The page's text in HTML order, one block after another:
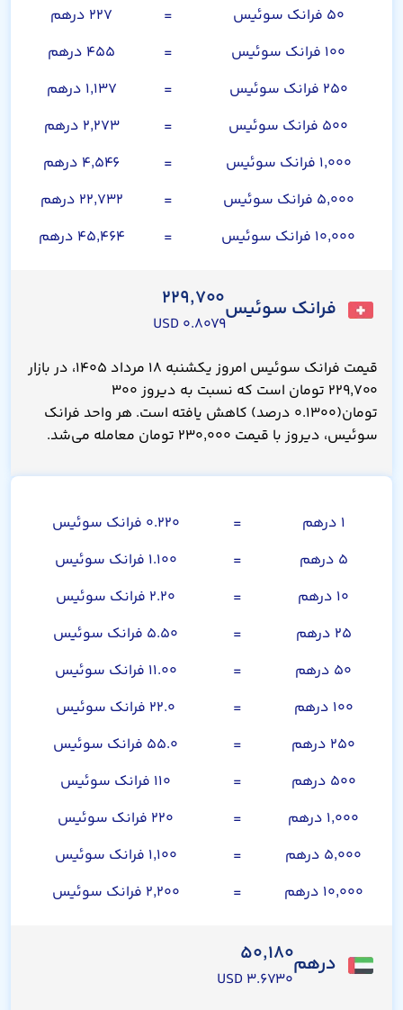
۵۰ فرانک سوئیس
=
۲۲۷ درهم
۱۰۰ فرانک سوئیس
=
۴۵۵ درهم
۲۵۰ فرانک سوئیس
=
۱,۱۳۷ درهم
۵۰۰ فرانک سوئیس
=
۲,۲۷۳ درهم
۱,۰۰۰ فرانک سوئیس
=
۴,۵۴۶ درهم
۵,۰۰۰ فرانک سوئیس
=
۲۲,۷۳۲ درهم
۱۰,۰۰۰ فرانک سوئیس
= ۴۵,۴۶۴ درهم
فرانک سوئیس۲۲۹,۷۰۰
۰.۸۰۷۹ USD
قیمت فرانک سوئیس امروز یکشنبه ۱۸ مرداد ۱۴۰۵، در بازار
۲۲۹,۷۰۰ تومان است که نسبت به دیروز ۳۰۰
تومان(۰.۱۳۰۰ درصد) کاهش یافته است. هر واحد فرانک
سوئیس، دیروز با قیمت ۲۳۰,۰۰۰ تومان معامله می‌شد.
۱ درهم =
۰.۲۲۰ فرانک سوئیس
۵ درهم
=
۱.۱۰۰ فرانک سوئیس
۱۰ درهم
=
۲.۲۰ فرانک سوئیس
۲۵ درهم
=
۵.۵۰ فرانک سوئیس
۵۰ درهم
=
۱۱.۰۰ فرانک سوئیس
۱۰۰ درهم
=
۲۲.۰ فرانک سوئیس
۲۵۰ درهم
=
۵۵.۰ فرانک سوئیس
۵۰۰ درهم
=
۱۱۰ فرانک سوئیس
۱,۰۰۰ درهم
=
۲۲۰ فرانک سوئیس
۵,۰۰۰ درهم
=
۱,۱۰۰ فرانک سوئیس
۱۰,۰۰۰ درهم
= ۲,۲۰۰ فرانک سوئیس
درهم۵۰,۱۸۰
۳.۶۷۳۰ USD